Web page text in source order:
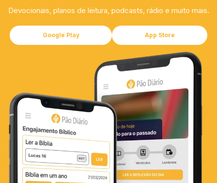
Devocionais, planos de leitura, podcasts, rádio e muito mais.
Google Play App Store